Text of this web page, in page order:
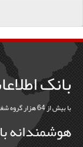
بانک
با بیش از 64 هزار گروه شغلی مشتریان خود را در سطح 31 استان و 368 شهرستان بیابید
هوشمندانه